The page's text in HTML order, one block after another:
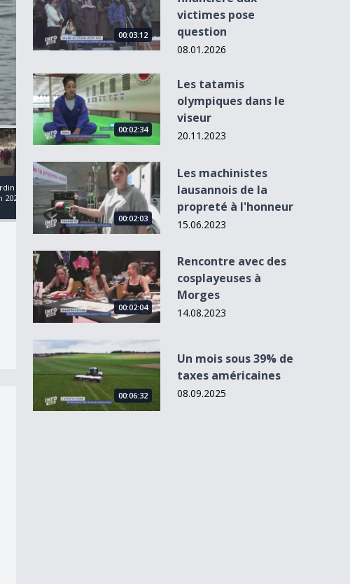
voit
00:03:23
Entre eau et ciel,
elle déploie son...
00:05:56
Le rap et la région
comme
convictio...
00:03:12
victimes pose
question
08.01.2026
Les tatamis olympiques dans le viseur
00:02:34
Les tatamis
olympiques dans le
viseur
20.11.2023
Les machinistes lausannois de la propreté à
00:02:03
Les machinistes
lausannois de la
propreté à l'honneur
15.06.2023
Rencontre avec des cosplayeuses à Morges
00:02:04
Rencontre avec des
cosplayeuses à
Morges
14.08.2023
Un mois sous 39% de taxes américaines
00:06:32
Un mois sous 39% de
taxes américaines
08.09.2025